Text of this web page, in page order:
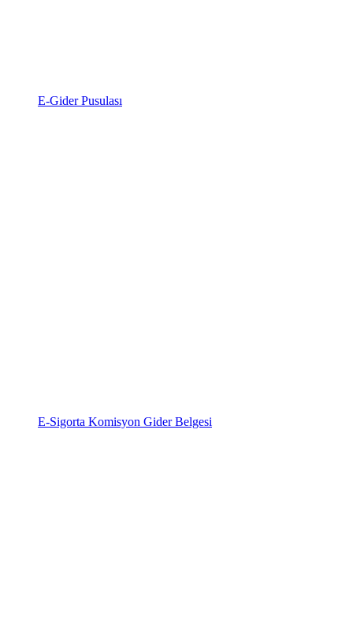
E-Gider Pusulası
E-Sigorta Komisyon Gider Belgesi